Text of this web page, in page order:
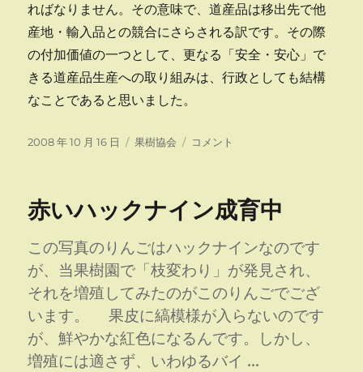
ればなりません。その意味で、道産品は移出先で他
産地・輸入品との競合にさらされる訳です。その際
の付加価値の一つとして、更なる「安全・安心」で
きる道産品生産への取り組みは、行政としても結構
なことであると思いました。
投
2008 年 10 月 16 日
カ
ー
果樹協会
北
の
全・
心
条
例
に
係
コメント
赤いハックナイン成育中
この写真のりんごはハックナインなのです
が、当果樹園で「枝変わり」が発見され、
それを増殖してみたのがこのりんごでござ
います。 果皮に縞模様が入らないのです
が、鮮やかな紅色になるんです。しかし、
増殖には適さず、いわゆるバイ …